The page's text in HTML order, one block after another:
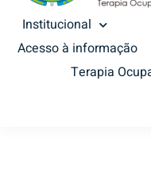
Institucional
Acesso à informação
Terapia